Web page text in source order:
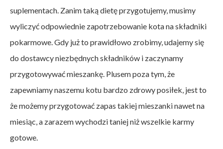
suplementach. Zanim taką dietę przygotujemy, musimy
wyliczyć odpowiednie zapotrzebowanie kota na składniki
pokarmowe. Gdy już to prawidłowo zrobimy, udajemy się
do dostawcy niezbędnych składników i zaczynamy
przygotowywać mieszankę. Plusem poza tym, że
zapewniamy naszemu kotu bardzo zdrowy posiłek, jest to
że możemy przygotować zapas takiej mieszanki nawet na
miesiąc, a zarazem wychodzi taniej niż wszelkie karmy
gotowe.